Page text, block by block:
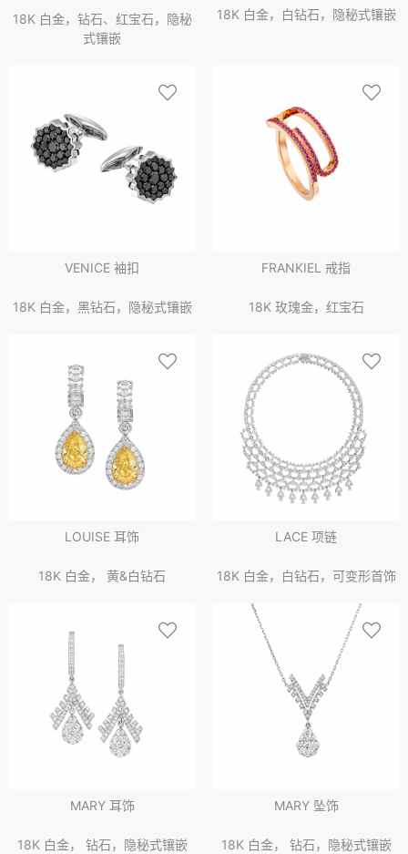
18K 白金，钻石、红宝石，隐秘
式镶嵌
18K 白金，白钻石，隐秘式镶嵌
VENICE 袖扣
18K 白金，黑钻石，隐秘式镶嵌
FRANKIEL 戒指
18K 玫瑰金，红宝石
LOUISE 耳饰
18K 白金， 黄&白钻石
LACE 项链
18K 白金，白钻石，可变形首饰
MARY 耳饰
18K 白金， 钻石，隐秘式镶嵌
MARY 坠饰
18K 白金， 钻石，隐秘式镶嵌